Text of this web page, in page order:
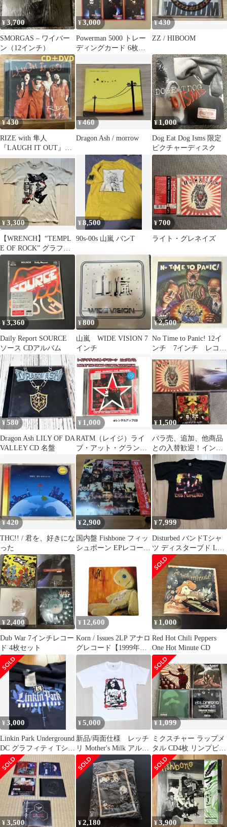
¥3,700
SMORGAS – ワイバー
ン（12インチ）
¥3,000
Powerman 5000 トレー
ディングカード 6枚セ
¥ 430
ZZ / HIBOOM
¥430
RIZE with 隼人
『LAUGH IT OUT』初
回限定盤CD＋DVD
¥460
Dragon Ash / morrow
¥ 1,000
Dog Eat Dog Isms 限定
ピクチャーディスク
¥3,300
【WRENCH】“TEMPL
E OF ROCK” グラフィ
ック Tシャツ
¥8,500
90s-00s 山嵐 バンT
¥700
ライト・グレネイズ
¥3,360
Daily Report SOURCE
ソース CDアルバム
¥800
山嵐 WIDE VISION 7
インチ
¥2,500
No Time to Panic! 12イ
ンチ 7インチ レコー
¥580
Dragon Ash LILY OF DA
VALLEY CD 名盤
¥ 1,000
RATM（レイジ）ライ
ブ・アット・グラン
ド・オリンピック・オ
ーディトリアム国内盤
¥ 1,500
バラ売、追加、他商品
との入替歓迎！インキ
ュバスまとめ売り3枚セ
ット
¥ 420
THC!! / 君を、好きにな
った
¥2,900
​国内盤 Fishbone フィッ
シュボーン EPレコード
¥7,999
Disturbed バンドTシャ
ツ ディスターブド Lサ
イズ giant 黒
¥2,400
Dub War 7インチレコー
ド 4枚セット
¥ 12,600
Korn / Issues 2LP アナロ
グレコード【1999年オ
リジナル盤】
¥ 1,000
Red Hot Chili Peppers
One Hot Minute CD
¥3,000
Linkin Park Underground
DC グラフィティ Tシャ
ツ L
¥5,000
新品/両面仕様 レッチ
リ Mother's Milk アルバ
ムTシャツ 白 L
¥1,099
ミクスチャー ラップメ
タル CD4枚 リンプビズ
キット ハリウッドアン
デッド
¥3,500 ¥2,180 ¥3,900